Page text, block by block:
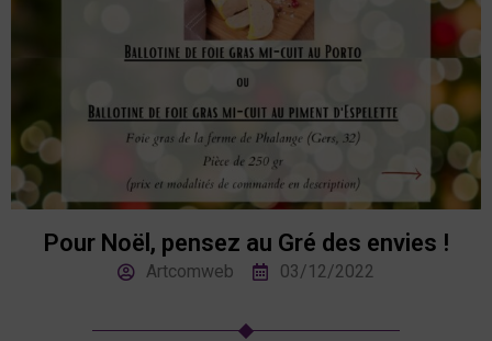
Pour Noël, pensez au Gré des envies !
Artcomweb 03/12/2022